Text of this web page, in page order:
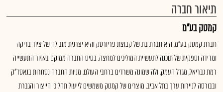
תיאור חברה
קמטק בע"מ
חברת קמטק בע"מ, היא חברת בת של קבוצת פריורטק והיא יצרנית מובילה של ציוד בדיקה
ומדידה וספקית של תוכנה לתעשיית המוליכים למחצה. בסיס החברה ממוקם באזור התעשייה
רמת גבריאל, מגדל העמק, ולה שמונה משרדים ברחבי העולם. מניות החברה נסחרות בנאסד"ק
ובבורסה לניירות ערך בתל אביב. מוצרים של קמטק משמשים לייעול תהליכי הייצור והגברת